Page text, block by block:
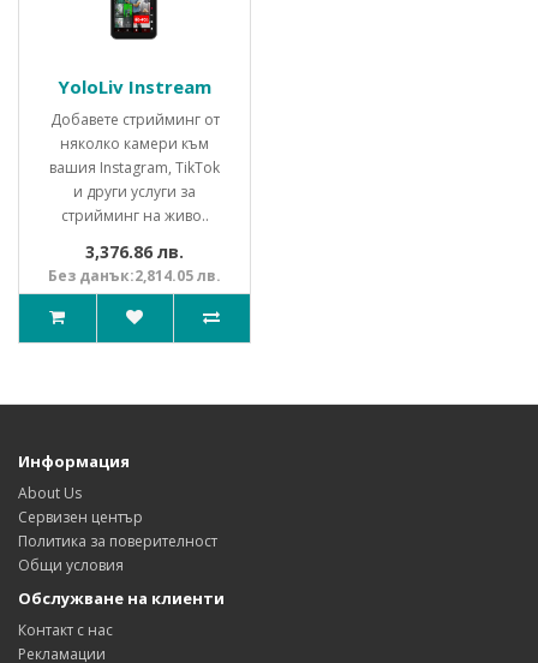
YoloLiv Instream
Добавете стрийминг от
няколко камери към
вашия Instagram, TikTok
и други услуги за
стрийминг на живо..
3,376.86 лв.
Без данък:2,814.05 лв.
Информация
About Us
Сервизен център
Политика за поверителност
Общи условия
Обслужване на клиенти
Контакт с нас
Рекламации